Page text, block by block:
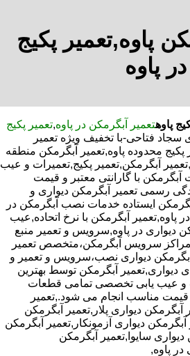
پاوه,تعمیر پکیج
در پاوه
پاوهتعمیر آبگرمکن در پاوه,تعمیر پکیج
آقای سجاد فتاحی-با تخفیف ویژه تعمیر
پکیج محدوده پاوه,تعمیر آبگرمکن منطقه
آبگرمکن,تعمیر پکیج,تعمیرات و عیب
با گارانتی معتبر و قیمت
رسمی تعمیر آبگرمکن دیواری و
آبگرمکن ایستاده خدمات نصب آبگرمکن در
پاوه,تعمیر آبگرمکن با نرخ اتحاده,عیب
دیواری در پاوه,سرویس و تعمیر منبع
سرویس آبگرمکن،متخصص تعمیر
ابگرمکن دیواری نصب،سرویس و تعمیر و
آبگرمکن توسط بهترین
و عیب یابی تخصصی تمامی قطعات
و قیمت مناسب انجام می شود.,تعمیر
آبگرمکن دیواری پلار,تعمیر آبگرمکن
دیواری آزمونکار,تعمیر آبگرمکن
سایوا,تعمیر آبگرمکن
در پاوه,